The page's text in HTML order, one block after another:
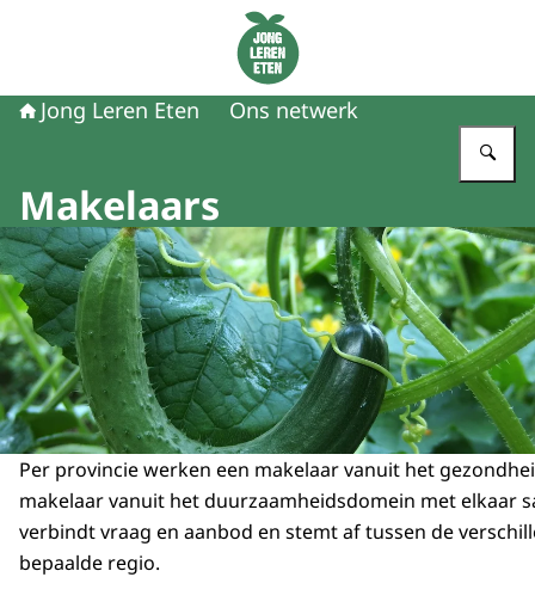
Naar de homepage van Jong Leren Eten
Jong Leren Eten Ons netwerk
Makelaars
Per provincie werken een makelaar vanuit het
makelaar vanuit het duurzaamheidsdomein met elkaar
verbindt vraag en aanbod en stemt af tussen de
bepaalde regio.